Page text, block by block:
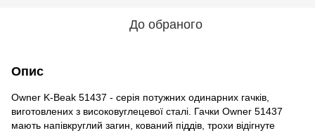
До обраного
Опис
Owner K-Beak 51437 - серія потужних одинарних гачків,
виготовлених з високовуглецевої сталі. Гачки Owner 51437
мають напівкруглий загин, кований піддів, трохи відігнуте